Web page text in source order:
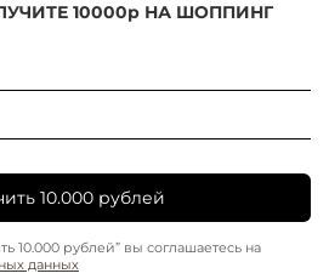
10000р НА ШОППИНГ
10.000 рублей
10.000 рублей” вы соглашаетесь на
данных